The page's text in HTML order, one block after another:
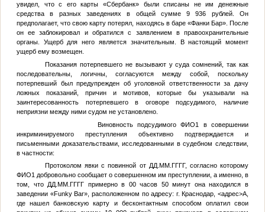
увидел, что с его карты «Сбербанк» были списаны не им денежные
средства в разных заведениях в общей сумме 9 936 рублей. Он
предполагает, что свою карту потерял, находясь в баре «Фанки Бар». После
он ее заблокировал и обратился с заявлением в правоохранительные
органы. Ущерб для него является значительным. В настоящий момент
ущерб ему возмещен.
Показания потерпевшего не вызывают у суда сомнений, так как
последовательны, логичны, согласуются между собой, поскольку
потерпевший был предупрежден об уголовной ответственности за дачу
ложных показаний, причин и мотивов, которые бы указывали на
заинтересованность потерпевшего в оговоре подсудимого, наличие
неприязни между ними судом не установлено.
Виновность подсудимогоФИО1
в совершении
инкриминируемого преступления объективно подтверждается и
письменными доказательствами, исследованными в судебном следствии,
в частности:
Протоколом явки с повинной от ДД.ММ.ГГГГ, согласно которому
ФИО1 добровольно сообщает о совершенном им преступлении, а именно, в
том, что ДД.ММ.ГГГГ примерно в 00 часов 50 минут она находился в
заведении «Funky Bar», расположенном по адресу: г. Краснодар,<адрес>А,
где нашел банковскую карту и бесконтактным способом оплатил свои